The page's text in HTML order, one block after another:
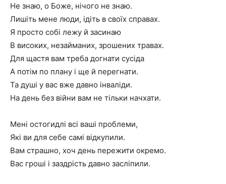
Не знаю, о Боже, нічого не знаю.
Лишіть мене люди, ідіть в своїх справах.
Я просто собі лежу й засинаю
В високих, незайманих, зрошених травах.
Для щастя вам треба догнати сусіда
А потім по плану і ще й перегнати.
Та душі у вас вже давно інваліди.
На день без війни вам не тільки начхати.
Мені остогидлі всі ваші проблеми,
Які ви для себе самі відкупили.
Вам страшно, хоч день пережити окремо.
Вас гроші і заздрість давно засліпили.